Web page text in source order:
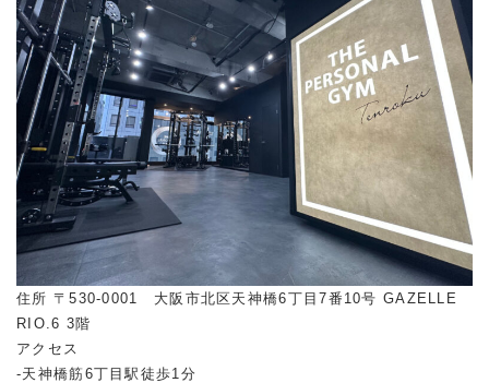
住所 〒530-0001 大阪市北区天神橋6丁目7番10号 GAZELLE
RIO.6 3階
アクセス
-天神橋筋6丁目駅徒歩1分